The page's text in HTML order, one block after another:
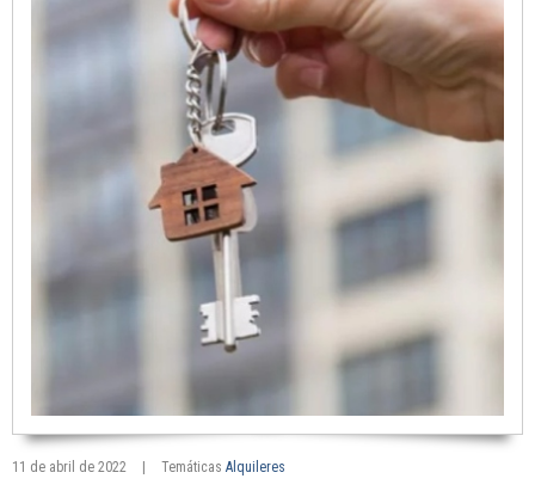
11 de abril de 2022 Temáticas Alquileres